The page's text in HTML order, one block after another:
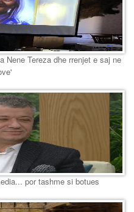
Nene Tereza dhe rrenjet e saj ne
por tashme si botues